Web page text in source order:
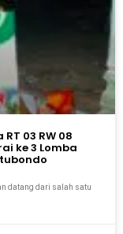
03 RW 08
ke 3 Lomba
datang dari salah satu